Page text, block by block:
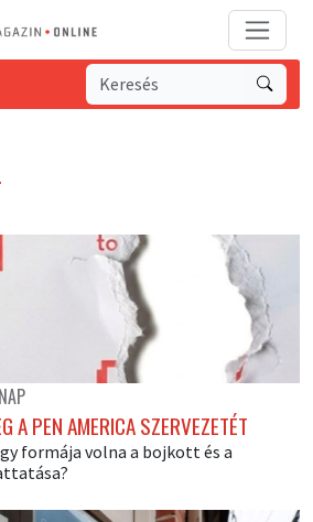
A PEN AMERICA SZERVEZETÉT
formája volna a bojkott és a